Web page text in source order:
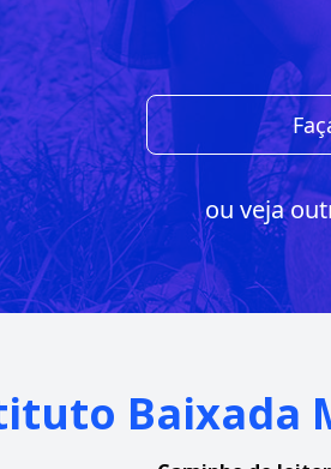
ou veja
Baixada